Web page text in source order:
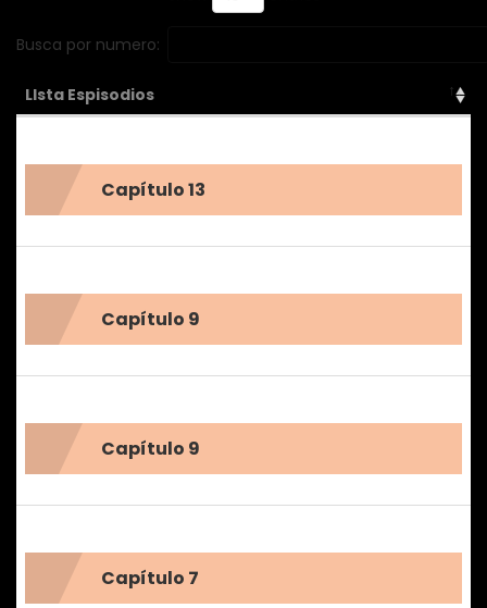
Busca por numero:
LIsta Espisodios
Capítulo 13
Capítulo 9
Capítulo 9
Capítulo 7